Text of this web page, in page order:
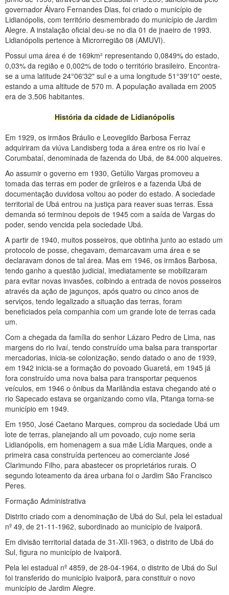
governador Álvaro Fernandes Dias, foi criado o município de
Lidianópolis, com território desmembrado do município de Jardim
Alegre. A instalação oficial deu-se no dia 01 de jnaeiro de 1993.
Lidianópolis pertence à Microrregião 08 (AMUVI).
Possui uma área é de 169km² representando 0,0849% do estado,
0,03% da região e 0,002% de todo o território brasileiro. Encontra-
se a uma latitude 24°06′32" sul e a uma longitude 51°39′10" oeste,
estando a uma altitude de 570 m. A população avaliada em 2005
era de 3.506 habitantes.
História da cidade de Lidianópolis
Em 1929, os irmãos Bráulio e Leovegildo Barbosa Ferraz
adquiriram da viúva Landisberg toda a área entre os rio Ivaí e
Corumbataí, denominada de fazenda do Ubá, de 84.000 alqueires.
Ao assumir o governo em 1930, Getúlio Vargas promoveu a
tomada das terras em poder de grileiros e a fazenda Ubá de
documentação duvidosa voltou ao poder do estado. A sociedade
territorial de Ubá entrou na justiça para reaver suas terras. Essa
demanda só terminou depois de 1945 com a saída de Vargas do
poder, sendo vencida pela sociedade Ubá.
A partir de 1940, muitos posseiros, que obtinha junto ao estado um
protocolo de posse, chegavam, demarcavam uma área e se
declaravam donos de tal área. Mas em 1946, os irmãos Barbosa,
tendo ganho a questão judicial, imediatamente se mobilizaram
para evitar novas invasões, coibindo a entrada de novos posseiros
através da ação de jagunços, após quatro ou cinco anos de
serviços, tendo legalizado a situação das terras, foram
beneficiados pela companhia com um grande lote de terras cada
um.
Com a chegada da família do senhor Lázaro Pedro de Lima, nas
margens do rio Ivaí, tendo construído uma balsa para transportar
mercadorias, inicia-se colonização, sendo datado o ano de 1939,
em 1942 inicia-se a formação do povoado Guaretá, em 1945 já
fora construído uma nova balsa para transportar pequenos
veículos, em 1946 o ônibus da Marilândia estava chegando até o
rio Sapecado estava se organizando como vila, Pitanga torna-se
município em 1949.
Em 1950, José Caetano Marques, comprou da sociedade Ubá um
lote de terras, planejando ali um povoado, cujo nome seria
Lidianópolis, em homenagem a sua mãe Lídia Marques, onde a
primeira casa construída pertenceu ao comerciante José
Clarimundo Filho, para abastecer os proprietários rurais. O
segundo loteamento da área urbana foi o Jardim São Francisco
Peres.
Formação Administrativa
Distrito criado com a denominação de Ubá do Sul, pela lei estadual
nº 49, de 21-11-1962, subordinado ao município de Ivaiporã.
Em divisão territorial datada de 31-XII-1963, o distrito de Ubá do
Sul, figura no município de Ivaiporã.
Pela lei estadual nº 4859, de 28-04-1964, o distrito de Ubá do Sul
foi transferido do município Ivaiporã, para constituir o novo
município de Jardim Alegre.